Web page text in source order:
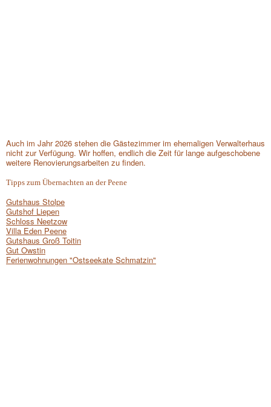
Auch im Jahr 2026 stehen die Gästezimmer im ehemaligen Verwalterhaus
nicht zur Verfügung. Wir hoffen, endlich die Zeit für lange aufgeschobene
weitere Renovierungsarbeiten zu finden.
Tipps zum Übernachten an der Peene
Gutshaus Stolpe
Gutshof Liepen
Schloss Neetzow
Villa Eden Peene
Gutshaus Groß Toitin
Gut Owstin
Ferienwohnungen "Ostseekate Schmatzin"